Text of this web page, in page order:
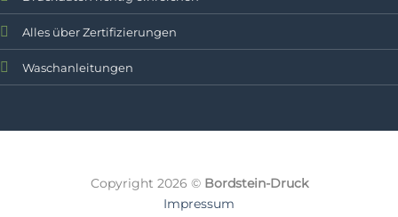
Alles über Zertifizierungen
Waschanleitungen
Copyright 2026 © Bordstein-Druck
Impressum